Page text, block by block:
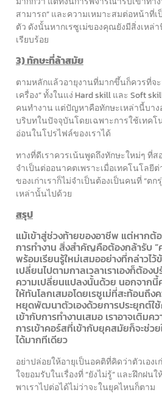
สามารถ” และความเหมาะสมต่อหน้าที่
ตัว ดังนั้นหากเรซูเม่ของคุณยังมีสิ่งเหล่
เรียบร้อย
3) ทักษะที่ล้าสมัย
ตามหลักแล้วอายุงานที่มากขึ้นก็ควรที่จ
เครื่อง” ทั้งในแง่ Hard skill และ Soft
คนทำงาน แต่ปัญหาคือทักษะเหล่านี้บาง
บริบทในปัจจุบันโดยเฉพาะการใช้เทคโ
อ่อนในโปรไฟล์ของเราได้
ทางที่ดีเราควรเน้นพูดถึงทักษะใหม่ๆ ที่
จำเป็นต่ออนาคตเพราะเมื่อเทคโนโล
ของเก่าเราก็ไม่จำเป็นต้องเป็นคนที่ “ต
เหล่านั้นไปด้วย
สรุป
แม้เข้าสู่ช่วงท้ายของอาชีพ แต่หากต้
การทำงาน สิ่งสำคัญคือต้องกล้ารับ “
พร้อมเรียนรู้ใหม่เสมออย่างที่กล่าวไ
เปลี่ยนไปตามกาลเวลาเราเองก็ต้อง
ความเปลี่ยนแปลงนั้นด้วย นอกจากนี้
ให้ทันโลกเสมอโดยเรซูเม่ที่สะท้อนถึง
หยุดพัฒนาตัวเองด้วยการประยุกต์ใช้
เข้ากับการทำงานเสมอ เราอาจเติม
การเข้าคอร์สที่เข้ากับยุคสมัยก็จะช่ว
ได้มากทีเดียว
อย่าปล่อยให้อายุเป็นอคติที่คิดว่าตัวเองเ
ใจยอมรับในเรื่องที่ “ยังไม่รู้” และฝึกฝน
พาเราไปต่อได้ไม่ว่าจะในยุคไหนก็ตาม